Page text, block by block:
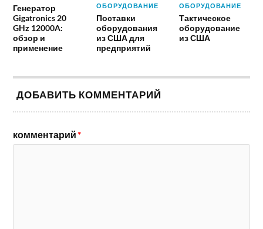
Генератор
Gigatronics 20
GHz 12000A:
обзор и
применение
ОБОРУДОВАНИЕ
Поставки
оборудования
из США для
предприятий
ОБОРУДОВАНИЕ
Тактическое
оборудование
из США
ДОБАВИТЬ КОММЕНТАРИЙ
комментарий*